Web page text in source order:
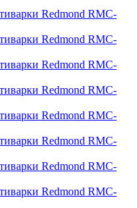
Redmond RMC-
Redmond RMC-
Redmond RMC-
Redmond RMC-
Redmond RMC-
Redmond RMC-
Redmond RMC-
Redmond RMC-